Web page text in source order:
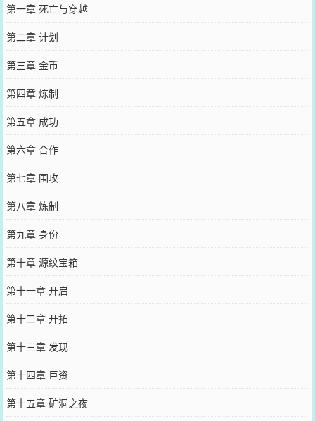
第一章 死亡与穿越
第二章 计划
第三章 金币
第四章 炼制
第五章 成功
第六章 合作
第七章 围攻
第八章 炼制
第九章 身份
第十章 源纹宝箱
第十一章 开启
第十二章 开拓
第十三章 发现
第十四章 巨资
第十五章 矿洞之夜